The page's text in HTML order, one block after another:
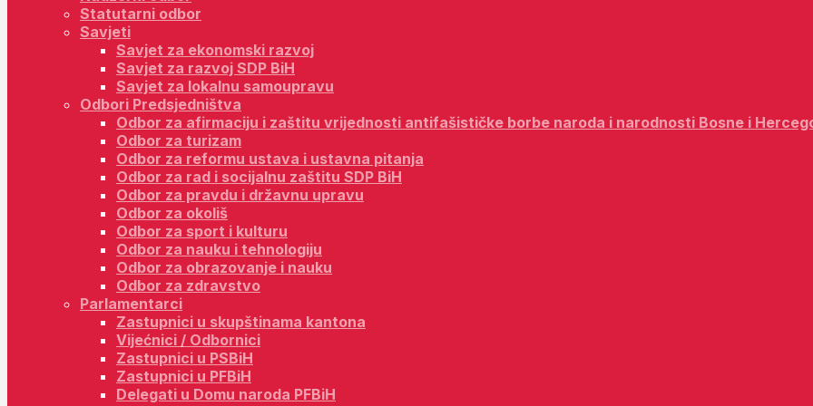
Statutarni odbor
Savjeti
Savjet za ekonomski razvoj
Savjet za razvoj SDP BiH
Savjet za lokalnu samoupravu
Odbori Predsjedništva
Odbor za afirmaciju i zaštitu vrijednosti antifašističke borbe naroda i narodnosti Bosne i
Odbor za turizam
Odbor za reformu ustava i ustavna pitanja
Odbor za rad i socijalnu zaštitu SDP BiH
Odbor za pravdu i državnu upravu
Odbor za okoliš
Odbor za sport i kulturu
Odbor za nauku i tehnologiju
Odbor za obrazovanje i nauku
Odbor za zdravstvo
Parlamentarci
Zastupnici u skupštinama kantona
Vijećnici / Odbornici
Zastupnici u PSBiH
Zastupnici u PFBiH
Delegati u Domu naroda PFBiH